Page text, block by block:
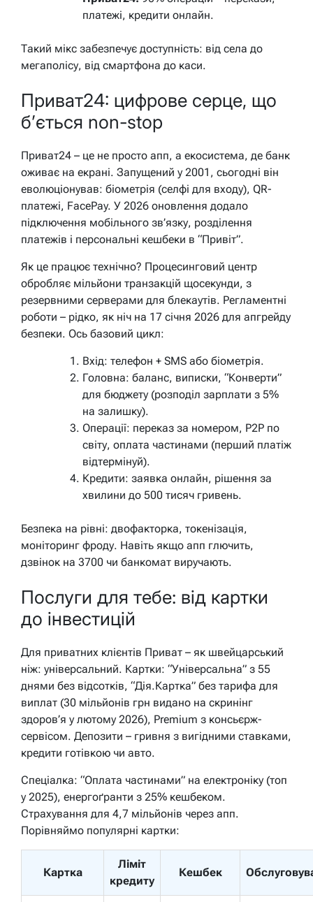
платежі, кредити онлайн.
Такий мікс забезпечує доступність: від села до
мегаполісу, від смартфона до каси.
Приват24: цифрове серце, що
б’ється non-stop
Приват24 – це не просто апп, а екосистема, де банк
оживає на екрані. Запущений у 2001, сьогодні він
еволюціонував: біометрія (селфі для входу), QR-
платежі, FacePay. У 2026 оновлення додало
підключення мобільного зв’язку, розділення
платежів і персональні кешбеки в “Привіт”.
Як це працює технічно? Процесинговий центр
обробляє мільйони транзакцій щосекунди, з
резервними серверами для блекаутів. Регламентні
роботи – рідко, як ніч на 17 січня 2026 для апгрейду
безпеки. Ось базовий цикл:
Вхід: телефон + SMS або біометрія.
Головна: баланс, виписки, “Конверти”
для бюджету (розподіл зарплати з 5%
на залишку).
Операції: переказ за номером, P2P по
світу, оплата частинами (перший платіж
відтермінуй).
Кредити: заявка онлайн, рішення за
хвилини до 500 тисяч гривень.
Безпека на рівні: двофакторка, токенізація,
моніторинг фроду. Навіть якщо апп глючить,
дзвінок на 3700 чи банкомат виручають.
Послуги для тебе: від картки
до інвестицій
Для приватних клієнтів Приват – як швейцарський
ніж: універсальний. Картки: “Універсальна” з 55
днями без відсотків, “Дія.Картка” без тарифа для
виплат (30 мільйонів грн видано на скринінг
здоров’я у лютому 2026), Premium з консьєрж-
сервісом. Депозити – гривня з вигідними ставками,
кредити готівкою чи авто.
Спеціалка: “Оплата частинами” на електроніку (топ
у 2025), енергоґранти з 25% кешбеком.
Страхування для 4,7 мільйонів через апп.
Порівняймо популярні картки:
Картка
Ліміт
кредиту
Кешбек